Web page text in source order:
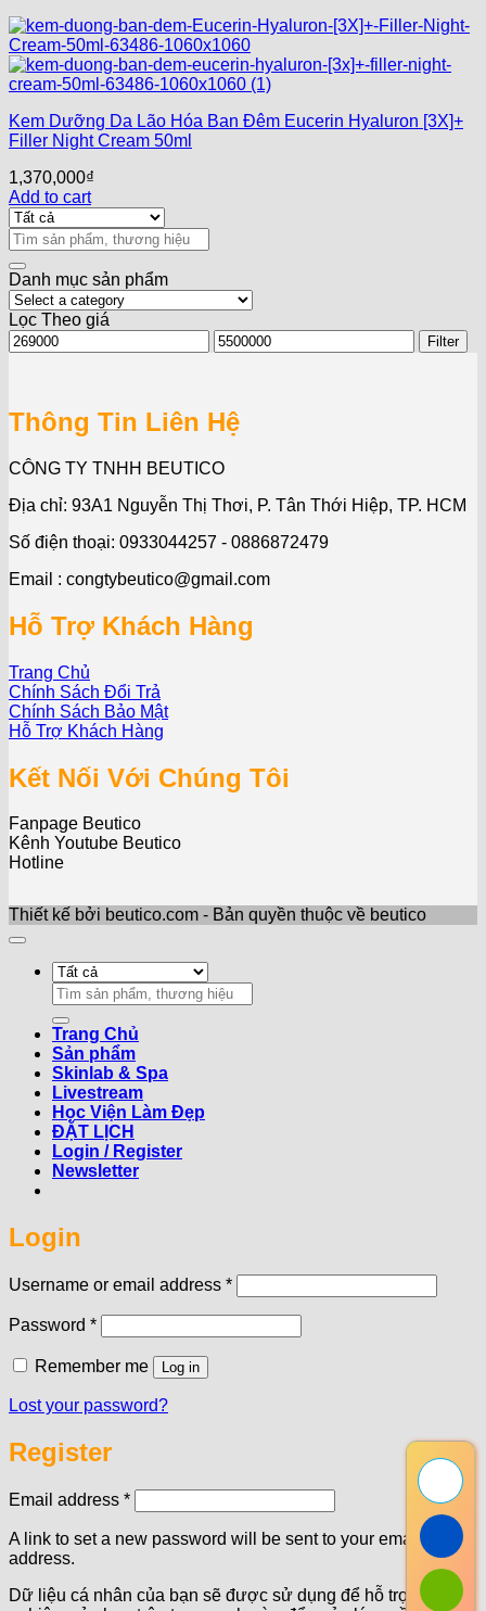
Kem Dưỡng Da Lão Hóa Ban Đêm Eucerin Hyaluron [3X]+
Filler Night Cream 50ml
1,370,000₫
Add to cart
Search
for:
Danh mục sản phẩm
Lọc Theo giá
Min
price
Max
price
Filter
Thông Tin Liên Hệ
CÔNG TY TNHH BEUTICO
Địa chỉ: 93A1 Nguyễn Thị Thơi, P. Tân Thới Hiệp, TP. HCM
Số điện thoại: 0933044257 - 0886872479
Email : congtybeutico@gmail.com
Hỗ Trợ Khách Hàng
Trang Chủ
Chính Sách Đổi Trả
Chính Sách Bảo Mật
Hỗ Trợ Khách Hàng
Kết Nối Với Chúng Tôi
Fanpage Beutico
Kênh Youtube Beutico
Hotline
Thiết kế bởi beutico.com - Bản quyền thuộc về beutico
Search
for:
Trang Chủ
Sản phẩm
Skinlab & Spa
Livestream
Học Viện Làm Đẹp
ĐẶT LỊCH
Login / Register
Newsletter
Login
Username or email address *Required
Password *Required
Remember me Log in
Lost your password?
Register
Email address *Required
A link to set a new password will be sent to your email
address.
Dữ liệu cá nhân của bạn sẽ được sử dụng để hỗ trợ trải